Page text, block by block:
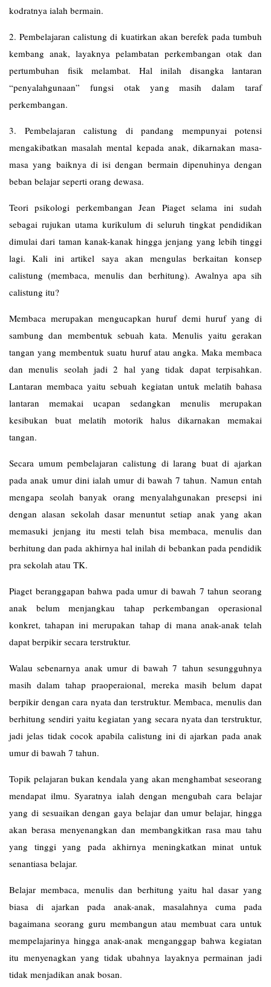
kodratnya ialah bermain.
2. Pembelajaran calistung di kuatirkan akan berefek pada tumbuh
kembang anak, layaknya pelambatan perkembangan otak dan
pertumbuhan fisik melambat. Hal inilah disangka lantaran
“penyalahgunaan” fungsi otak yang masih dalam taraf
perkembangan.
3. Pembelajaran calistung di pandang mempunyai potensi
mengakibatkan masalah mental kepada anak, dikarnakan masa-
masa yang baiknya di isi dengan bermain dipenuhinya dengan
beban belajar seperti orang dewasa.
Teori psikologi perkembangan Jean Piaget selama ini sudah
sebagai rujukan utama kurikulum di seluruh tingkat pendidikan
dimulai dari taman kanak-kanak hingga jenjang yang lebih tinggi
lagi. Kali ini artikel saya akan mengulas berkaitan konsep
calistung (membaca, menulis dan berhitung). Awalnya apa sih
calistung itu?
Membaca merupakan mengucapkan huruf demi huruf yang di
sambung dan membentuk sebuah kata. Menulis yaitu gerakan
tangan yang membentuk suatu huruf atau angka. Maka membaca
dan menulis seolah jadi 2 hal yang tidak dapat terpisahkan.
Lantaran membaca yaitu sebuah kegiatan untuk melatih bahasa
lantaran memakai ucapan sedangkan menulis merupakan
kesibukan buat melatih motorik halus dikarnakan memakai
tangan.
Secara umum pembelajaran calistung di larang buat di ajarkan
pada anak umur dini ialah umur di bawah 7 tahun. Namun entah
mengapa seolah banyak orang menyalahgunakan presepsi ini
dengan alasan sekolah dasar menuntut setiap anak yang akan
memasuki jenjang itu mesti telah bisa membaca, menulis dan
berhitung dan pada akhirnya hal inilah di bebankan pada pendidik
pra sekolah atau TK.
Piaget beranggapan bahwa pada umur di bawah 7 tahun seorang
anak belum menjangkau tahap perkembangan operasional
konkret, tahapan ini merupakan tahap di mana anak-anak telah
dapat berpikir secara terstruktur.
Walau sebenarnya anak umur di bawah 7 tahun sesungguhnya
masih dalam tahap praoperaional, mereka masih belum dapat
berpikir dengan cara nyata dan terstruktur. Membaca, menulis dan
berhitung sendiri yaitu kegiatan yang secara nyata dan terstruktur,
jadi jelas tidak cocok apabila calistung ini di ajarkan pada anak
umur di bawah 7 tahun.
Topik pelajaran bukan kendala yang akan menghambat seseorang
mendapat ilmu. Syaratnya ialah dengan mengubah cara belajar
yang di sesuaikan dengan gaya belajar dan umur belajar, hingga
akan berasa menyenangkan dan membangkitkan rasa mau tahu
yang tinggi yang pada akhirnya meningkatkan minat untuk
senantiasa belajar.
Belajar membaca, menulis dan berhitung yaitu hal dasar yang
biasa di ajarkan pada anak-anak, masalahnya cuma pada
bagaimana seorang guru membangun atau membuat cara untuk
mempelajarinya hingga anak-anak menganggap bahwa kegiatan
itu menyenagkan yang tidak ubahnya layaknya permainan jadi
tidak menjadikan anak bosan.